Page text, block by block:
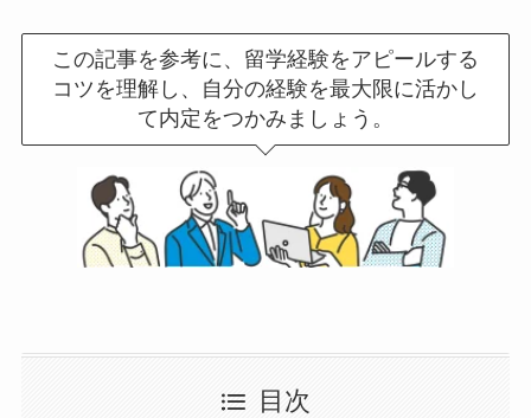
この記事を参考に、留学経験をアピールする
コツを理解し、自分の経験を最大限に活かし
て内定をつかみましょう。
目次